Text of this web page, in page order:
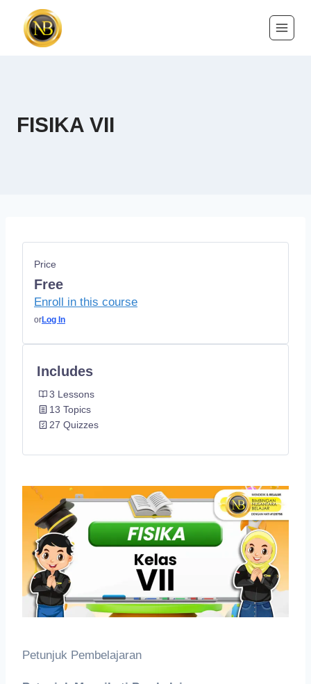
FISIKA VII
Petunjuk Pembelajaran
Price
Free
Enroll in this course
orLog In
Includes
3 Lessons
13 Topics
27 Quizzes